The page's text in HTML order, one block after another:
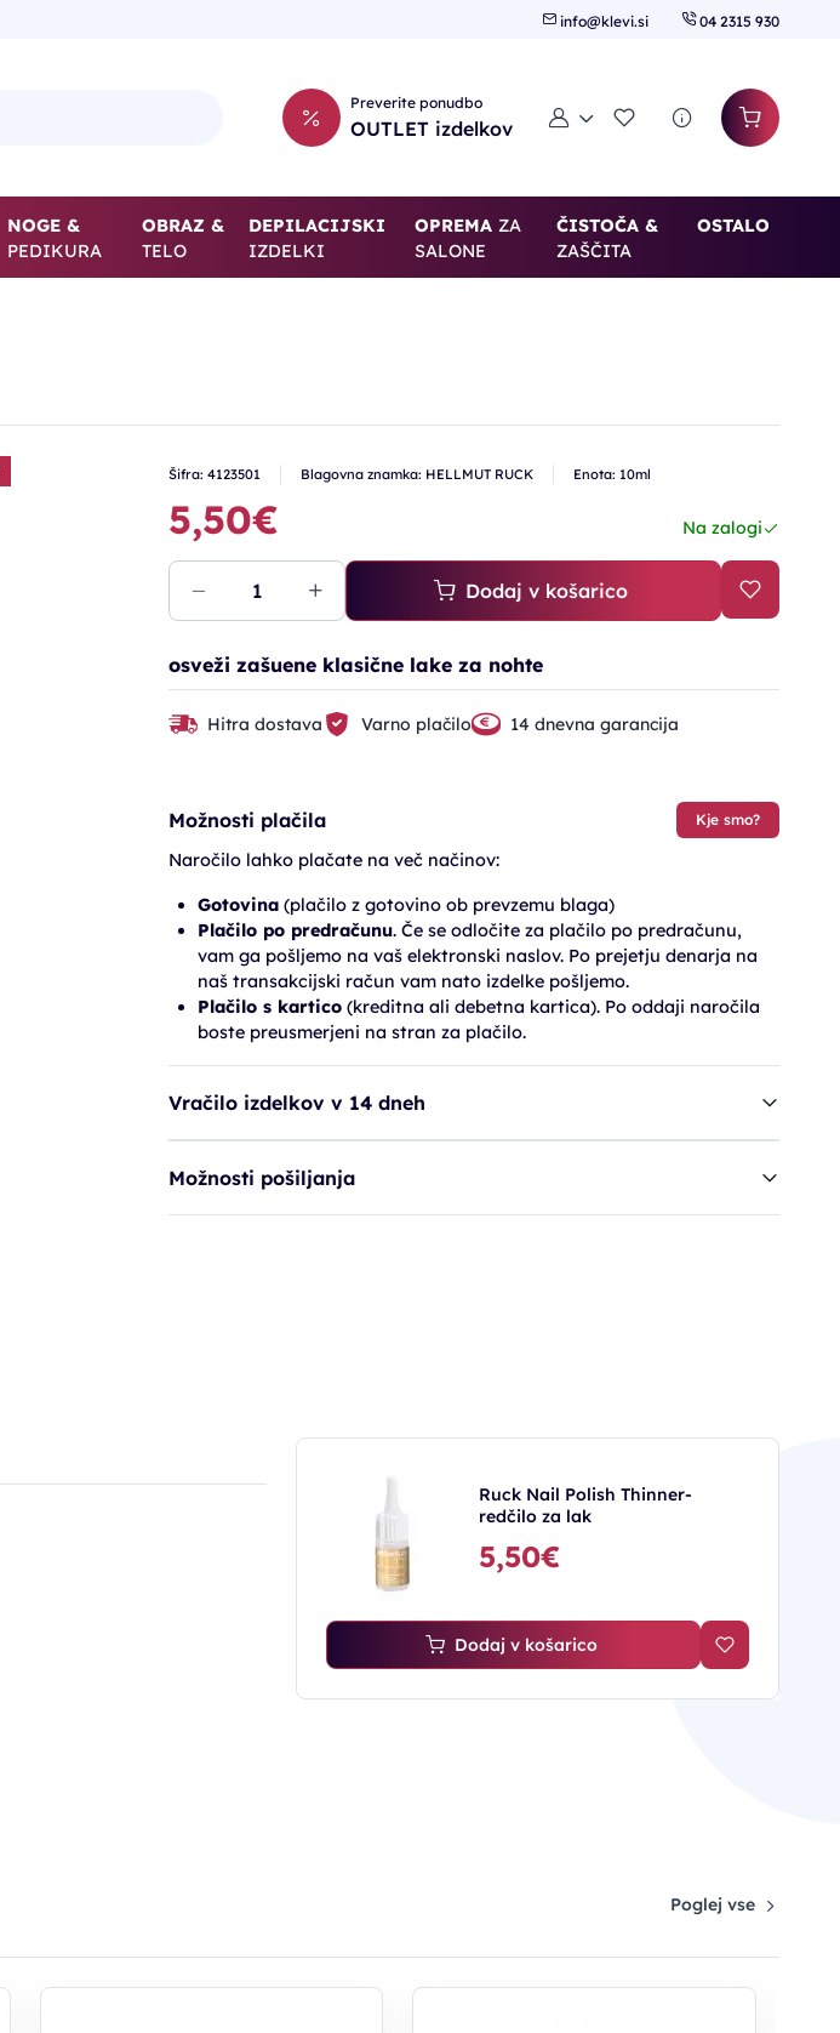
info@klevi.si 04 2315 930
Preverite ponudbo
OUTLET izdelkov Moj računSeznam želja
NOGE &
PEDIKURA
OBRAZ &
TELO
DEPILACIJSKI
IZDELKI
OPREMAZA
SALONE
ČISTOČA &
ZAŠČITA
OSTALO
Šifra: 4123501 Blagovna znamka: HELLMUT RUCK Enota: 10ml
5,50€ Na zalogi
Dodaj v košarico
osveži zašuene klasične lake za nohte
Hitra dostava Varno plačilo 14 dnevna garancija
Možnosti plačila Kje smo?
Naročilo lahko plačate na več načinov:
Gotovina(plačilo z gotovino ob prevzemu blaga)
Plačilo po predračunu. Če se odločite za plačilo po predračunu,
vam ga pošljemo na vaš elektronski naslov. Po prejetju denarja na
naš transakcijski račun vam nato izdelke pošljemo.
Plačilo s kartico(kreditna ali debetna kartica). Po oddaji naročila
boste preusmerjeni na stran za plačilo.
Vračilo izdelkov v 14 dneh
Možnosti pošiljanja
Ruck Nail Polish Thinner-
redčilo za lak
5,50€
Dodaj v košarico
Poglej vse